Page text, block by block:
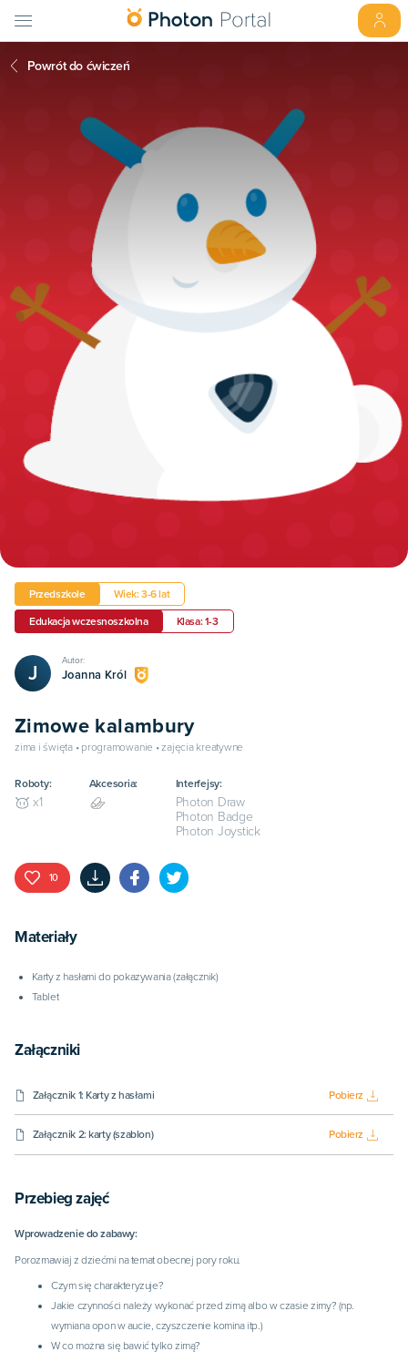
Przedszkole Wiek: 3-6 lat
Edukacja wczesnoszkolna Klasa: 1-3
J
Autor:
Joanna Król
Zimowe kalambury
zima i święta • programowanie • zajęcia kreatywne
Roboty:
x1
Akcesoria: Interfejsy:
Photon Draw
Photon Badge
Photon Joystick
Powrót do ćwiczeń
10
Materiały
Karty z hasłami do pokazywania (załącznik)
Tablet
Załączniki
Załącznik 1: Karty z hasłami Pobierz
Załącznik 2: karty (szablon) Pobierz
Przebieg zajęć
Wprowadzenie do zabawy:
Porozmawiaj z dziećmi na temat obecnej pory roku.
Czym się charakteryzuje?
Jakie czynności należy wykonać przed zimą albo w czasie zimy? (np.
wymiana opon w aucie, czyszczenie komina itp.)
W co można się bawić tylko zimą?